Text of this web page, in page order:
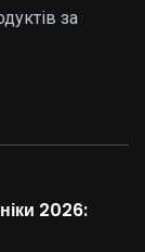
за
2026: